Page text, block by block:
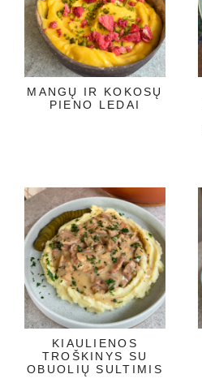
MANGŲ IR KOKOSŲ
PIENO LEDAI
KIAULIENOS
TROŠKINYS SU
OBUOLIŲ SULTIMIS